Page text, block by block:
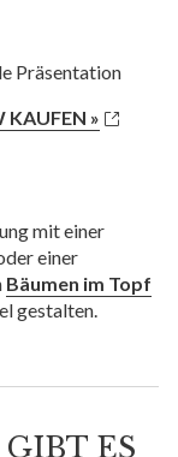
Präsentation
KAUFEN »
mit einer
einer
Bäumen im Topf
gestalten.
ES